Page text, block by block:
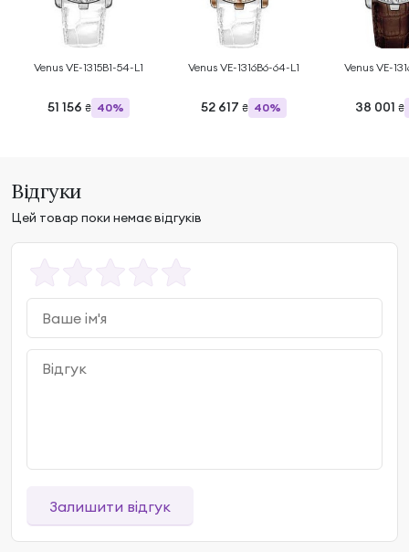
Venus VE-1315B1-54-L1
51 156 ₴ 40%
Venus VE-1316B6-64-L1
52 617 ₴ 40%
Venus VE-
38 001 ₴
Відгуки
Цей товар поки немає відгуків
Залишити відгук